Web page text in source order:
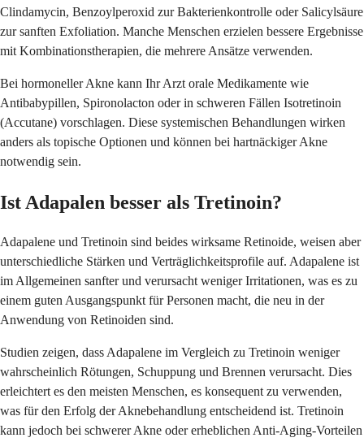
Clindamycin, Benzoylperoxid zur Bakterienkontrolle oder Salicylsäure
zur sanften Exfoliation. Manche Menschen erzielen bessere Ergebnisse
mit Kombinationstherapien, die mehrere Ansätze verwenden.
Bei hormoneller Akne kann Ihr Arzt orale Medikamente wie
Antibabypillen, Spironolacton oder in schweren Fällen Isotretinoin
(Accutane) vorschlagen. Diese systemischen Behandlungen wirken
anders als topische Optionen und können bei hartnäckiger Akne
notwendig sein.
Ist Adapalen besser als Tretinoin?
Adapalene und Tretinoin sind beides wirksame Retinoide, weisen aber
unterschiedliche Stärken und Verträglichkeitsprofile auf. Adapalene ist
im Allgemeinen sanfter und verursacht weniger Irritationen, was es zu
einem guten Ausgangspunkt für Personen macht, die neu in der
Anwendung von Retinoiden sind.
Studien zeigen, dass Adapalene im Vergleich zu Tretinoin weniger
wahrscheinlich Rötungen, Schuppung und Brennen verursacht. Dies
erleichtert es den meisten Menschen, es konsequent zu verwenden,
was für den Erfolg der Aknebehandlung entscheidend ist. Tretinoin
kann jedoch bei schwerer Akne oder erheblichen Anti-Aging-Vorteilen